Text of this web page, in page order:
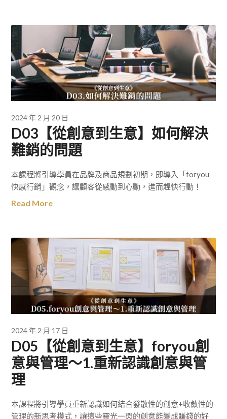
2024 年 2 月 20 日
D03【從創意到生意】如何解決
難銷的問題
本課程將引導學員在品牌及商品規劃初期，即導入「foryou
快感行銷」觀念，讓顧客從感動到心動，進而趕快行動！
Read More
2024 年 2 月 17 日
D05【從創意到生意】foryou創
意與管理～1.重新認識創意與管
理
本課程將引導學員重新認識如何結合發散性的創意+收斂性的
管理的新思考模式，讓這些靈光一閃的創意能變成賺錢的好